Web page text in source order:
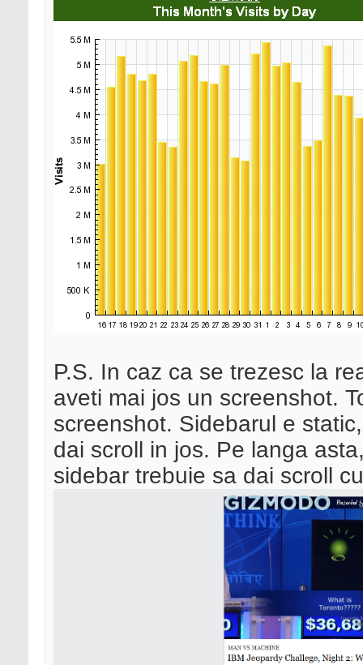
P.S. In caz ca se trezesc la
aveti mai jos un screenshot.
screenshot. Sidebarul e
dai scroll in jos. Pe langa
sidebar trebuie sa dai scroll